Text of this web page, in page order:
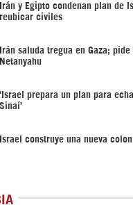
Irán y Egipto condenan plan de
reubicar civiles
Irán saluda tregua en Gaza;
Netanyahu
‘Israel prepara un plan para
Sinaí’
Israel construye una nueva